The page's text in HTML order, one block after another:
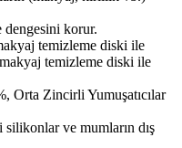
korur.
temizleme diski ile
temizleme diski ile
Orta Zincirli Yumuşatıcılar
ve mumların dış